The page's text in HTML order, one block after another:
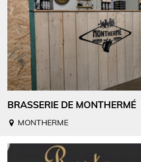
BRASSERIE DE MONTHERMÉ
MONTHERME